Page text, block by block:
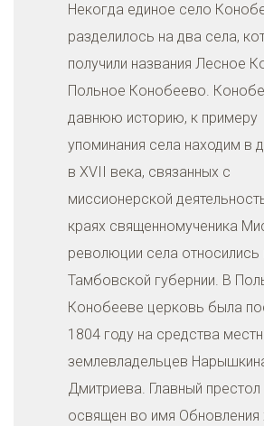
Некогда единое село
разделилось на два села,
получили названия Лесное
Польное Конобеево.
давнюю историю, к примеру
упоминания села находим в
в XVII века, связанных с
миссионерской
краях священномученика
революции села относились
Тамбовской губернии. В
Конобееве церковь была
1804 году на средства
землевладельцев
Дмитриева. Главный
освящен во имя Обновления